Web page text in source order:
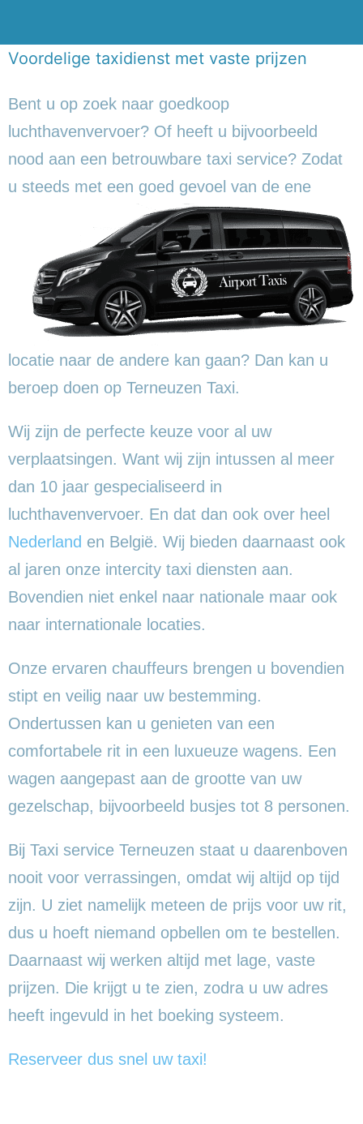
Voordelige taxidienst met vaste prijzen
Bent u op zoek naar goedkoop
luchthavenvervoer? Of heeft u bijvoorbeeld
nood aan een betrouwbare taxi service? Zodat
u steeds met een goed gevoel van de ene
locatie naar de andere kan gaan? Dan kan u
beroep doen op Terneuzen Taxi.
Wij zijn de perfecte keuze voor al uw
verplaatsingen. Want wij zijn intussen al meer
dan 10 jaar gespecialiseerd in
luchthavenvervoer. En dat dan ook over heel
Nederland en België. Wij bieden daarnaast ook
al jaren onze intercity taxi diensten aan.
Bovendien niet enkel naar nationale maar ook
naar internationale locaties.
Onze ervaren chauffeurs brengen u bovendien
stipt en veilig naar uw bestemming.
Ondertussen kan u genieten van een
comfortabele rit in een luxueuze wagens. Een
wagen aangepast aan de grootte van uw
gezelschap, bijvoorbeeld busjes tot 8 personen.
Bij Taxi service Terneuzen staat u daarenboven
nooit voor verrassingen, omdat wij altijd op tijd
zijn. U ziet namelijk meteen de prijs voor uw rit,
dus u hoeft niemand opbellen om te bestellen.
Daarnaast wij werken altijd met lage, vaste
prijzen. Die krijgt u te zien, zodra u uw adres
heeft ingevuld in het boeking systeem.
Reserveer dus snel uw taxi!